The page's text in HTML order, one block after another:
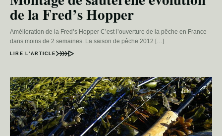
de la Fred’s Hopper
Amélioration de la Fred’s Hopper C’est l’ouverture de la pêche en France
dans moins de 2 semaines. La saison de pêche 2012 […]
LIRE L’ARTICLE